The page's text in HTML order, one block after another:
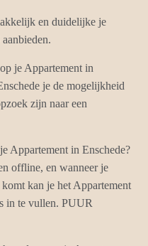
en duidelijke je
je Appartement in
je de mogelijkheid
zijn naar een
Appartement in Enschede?
offline, en wanneer je
kan je het Appartement
in te vullen. PUUR